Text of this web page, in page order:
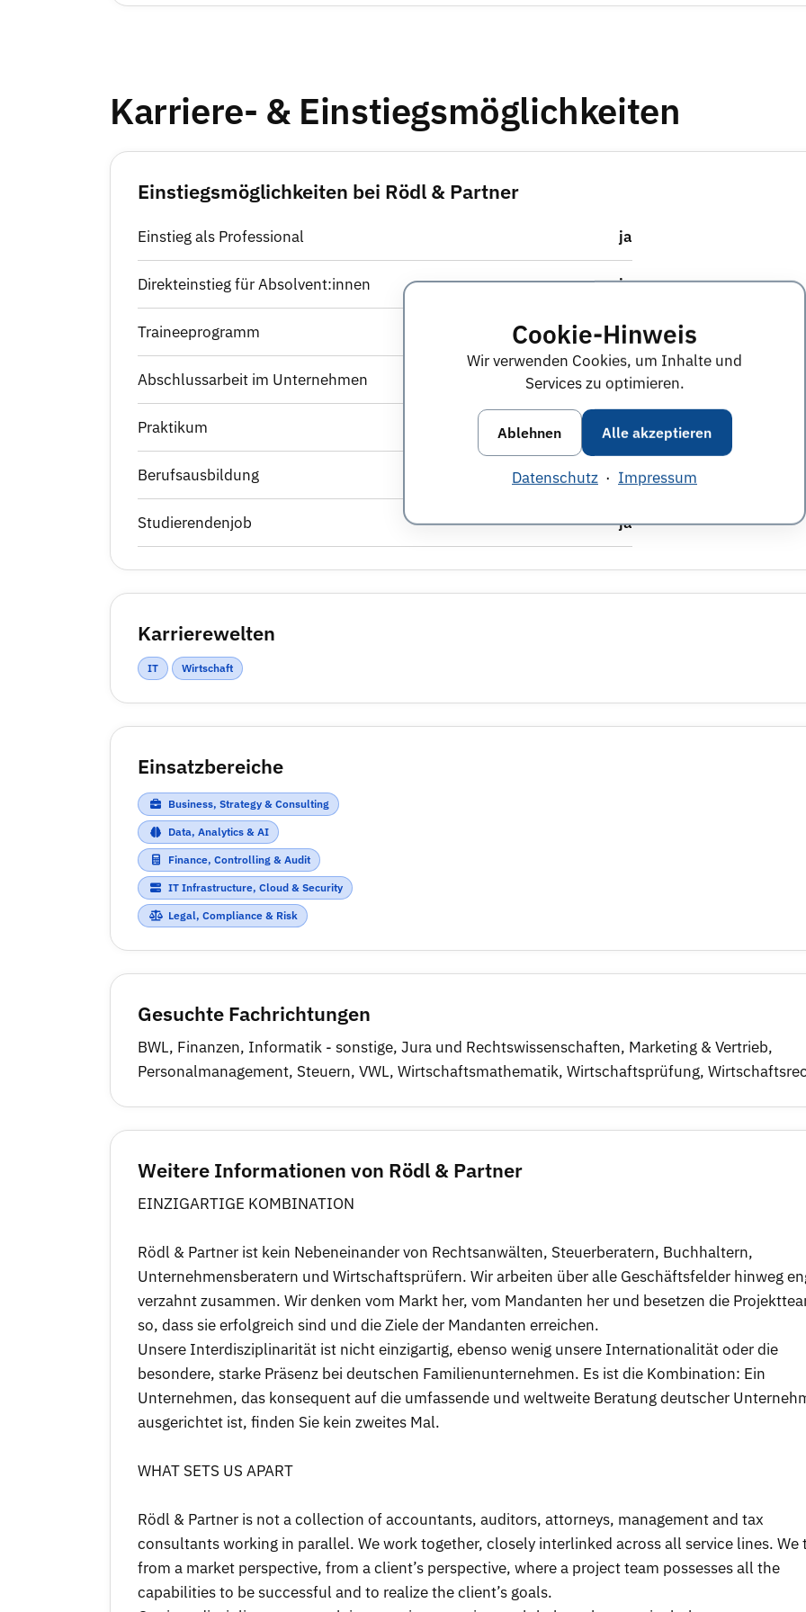
Cookie-Hinweis
Wir verwenden Cookies, um Inhalte und
Services zu optimieren.
Ablehnen Alle akzeptieren
Datenschutz · Impressum
Karriere- & Einstiegsmöglichkeiten
Einstiegsmöglichkeiten bei Rödl & Partner
Einstieg als Professional ja
Direkteinstieg für Absolvent:innen ja
Traineeprogramm ja
Abschlussarbeit im Unternehmen Nicht angegeben
Praktikum ja
Berufsausbildung Nicht angegeben
Studierendenjob ja
Karrierewelten
IT Wirtschaft
Einsatzbereiche
Business, Strategy & Consulting
Data, Analytics & AI
Finance, Controlling & Audit
IT Infrastructure, Cloud & Security
Legal, Compliance & Risk
Gesuchte Fachrichtungen
BWL, Finanzen, Informatik - sonstige, Jura und Rechtswissenschaften, Marketing & Vertrieb,
Personalmanagement, Steuern, VWL, Wirtschaftsmathematik, Wirtschaftsprüfung,
Weitere Informationen von Rödl & Partner
EINZIGARTIGE KOMBINATION
Rödl & Partner ist kein Nebeneinander von Rechtsanwälten, Steuerberatern, Buchhaltern,
Unternehmensberatern und Wirtschaftsprüfern. Wir arbeiten über alle Geschäftsfelder hinweg
verzahnt zusammen. Wir denken vom Markt her, vom Mandanten her und besetzen die
so, dass sie erfolgreich sind und die Ziele der Mandanten erreichen.
Unsere Interdisziplinarität ist nicht einzigartig, ebenso wenig unsere Internationalität oder die
besondere, starke Präsenz bei deutschen Familienunternehmen. Es ist die Kombination: Ein
Unternehmen, das konsequent auf die umfassende und weltweite Beratung deutscher
ausgerichtet ist, finden Sie kein zweites Mal.
WHAT SETS US APART
Rödl & Partner is not a collection of accountants, auditors, attorneys, management and tax
consultants working in parallel. We work together, closely interlinked across all service lines. We
from a market perspective, from a client’s perspective, where a project team possesses all the
capabilities to be successful and to realize the client’s goals.